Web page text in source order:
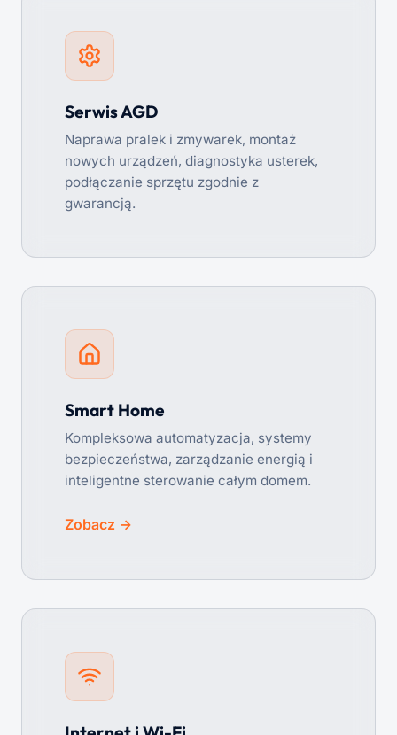
Serwis AGD
Naprawa pralek i zmywarek, montaż
nowych urządzeń, diagnostyka usterek,
podłączanie sprzętu zgodnie z
gwarancją.
Smart Home
Kompleksowa automatyzacja, systemy
bezpieczeństwa, zarządzanie energią i
inteligentne sterowanie całym domem.
Zobacz →